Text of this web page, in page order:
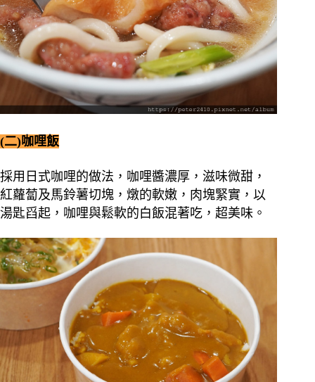
(二)咖哩飯
採用日式咖哩的做法，咖哩醬濃厚，滋味微甜，
紅蘿蔔及馬鈴薯切塊，燉的軟嫩，肉塊緊實，以
湯匙舀起，咖哩與鬆軟的白飯混著吃，超美味。